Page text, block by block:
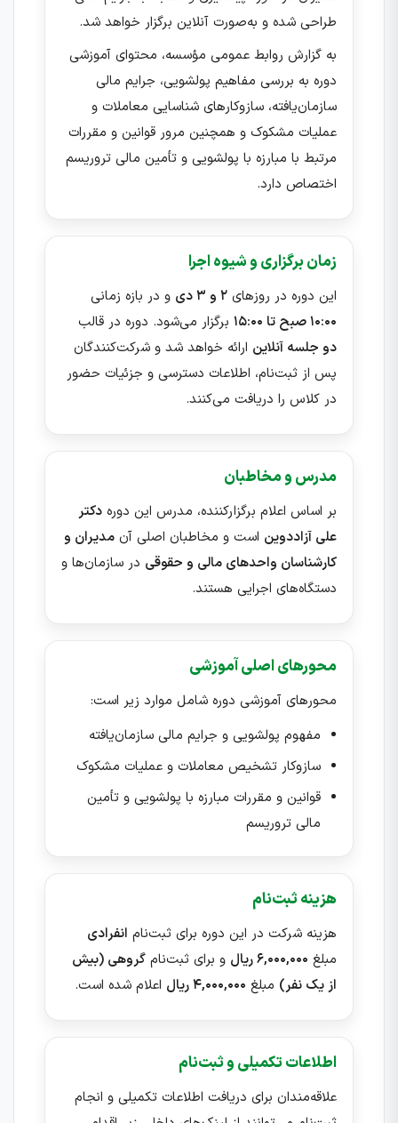
طراحی شده و به‌صورت آنلاین برگزار خواهد شد.
به گزارش روابط عمومی مؤسسه، محتوای آموزشی
دوره به بررسی مفاهیم پولشویی، جرایم مالی
سازمان‌یافته، سازوکارهای شناسایی معاملات و
عملیات مشکوک و همچنین مرور قوانین و مقررات
مرتبط با مبارزه با پولشویی و تأمین مالی تروریسم
اختصاص دارد.
زمان برگزاری و شیوه اجرا
این دوره در روزهای ۲ و ۳ دی
و در بازه زمانی
۱۰:۰۰ صبح تا ۱۵:۰۰
برگزار می‌شود. دوره در قالب
دو جلسه آنلاین ارائه خواهد شد و شرکت‌کنندگان
پس از ثبت‌نام، اطلاعات دسترسی و جزئیات حضور
در کلاس را دریافت می‌کنند.
مدرس و مخاطبان
بر اساس اعلام برگزارکننده، مدرس این دوره دکتر
علی آزاددوین است و مخاطبان اصلی آن مدیران و
کارشناسان واحدهای مالی و حقوقی در سازمان‌ها و
دستگاه‌های اجرایی هستند.
محورهای اصلی آموزشی
محورهای آموزشی دوره شامل موارد زیر است:
مفهوم پولشویی و جرایم مالی سازمان‌یافته
سازوکار تشخیص معاملات و عملیات مشکوک
قوانین و مقررات مبارزه با پولشویی و تأمین
مالی تروریسم
هزینه ثبت‌نام
هزینه شرکت در این دوره برای ثبت‌نام انفرادی
مبلغ ۶,۰۰۰,۰۰۰ ریال و برای ثبت‌نام گروهی (بیش
از یک نفر) مبلغ ۴,۰۰۰,۰۰۰ ریال اعلام شده است.
اطلاعات تکمیلی و ثبت‌نام
علاقه‌مندان برای دریافت اطلاعات تکمیلی و انجام